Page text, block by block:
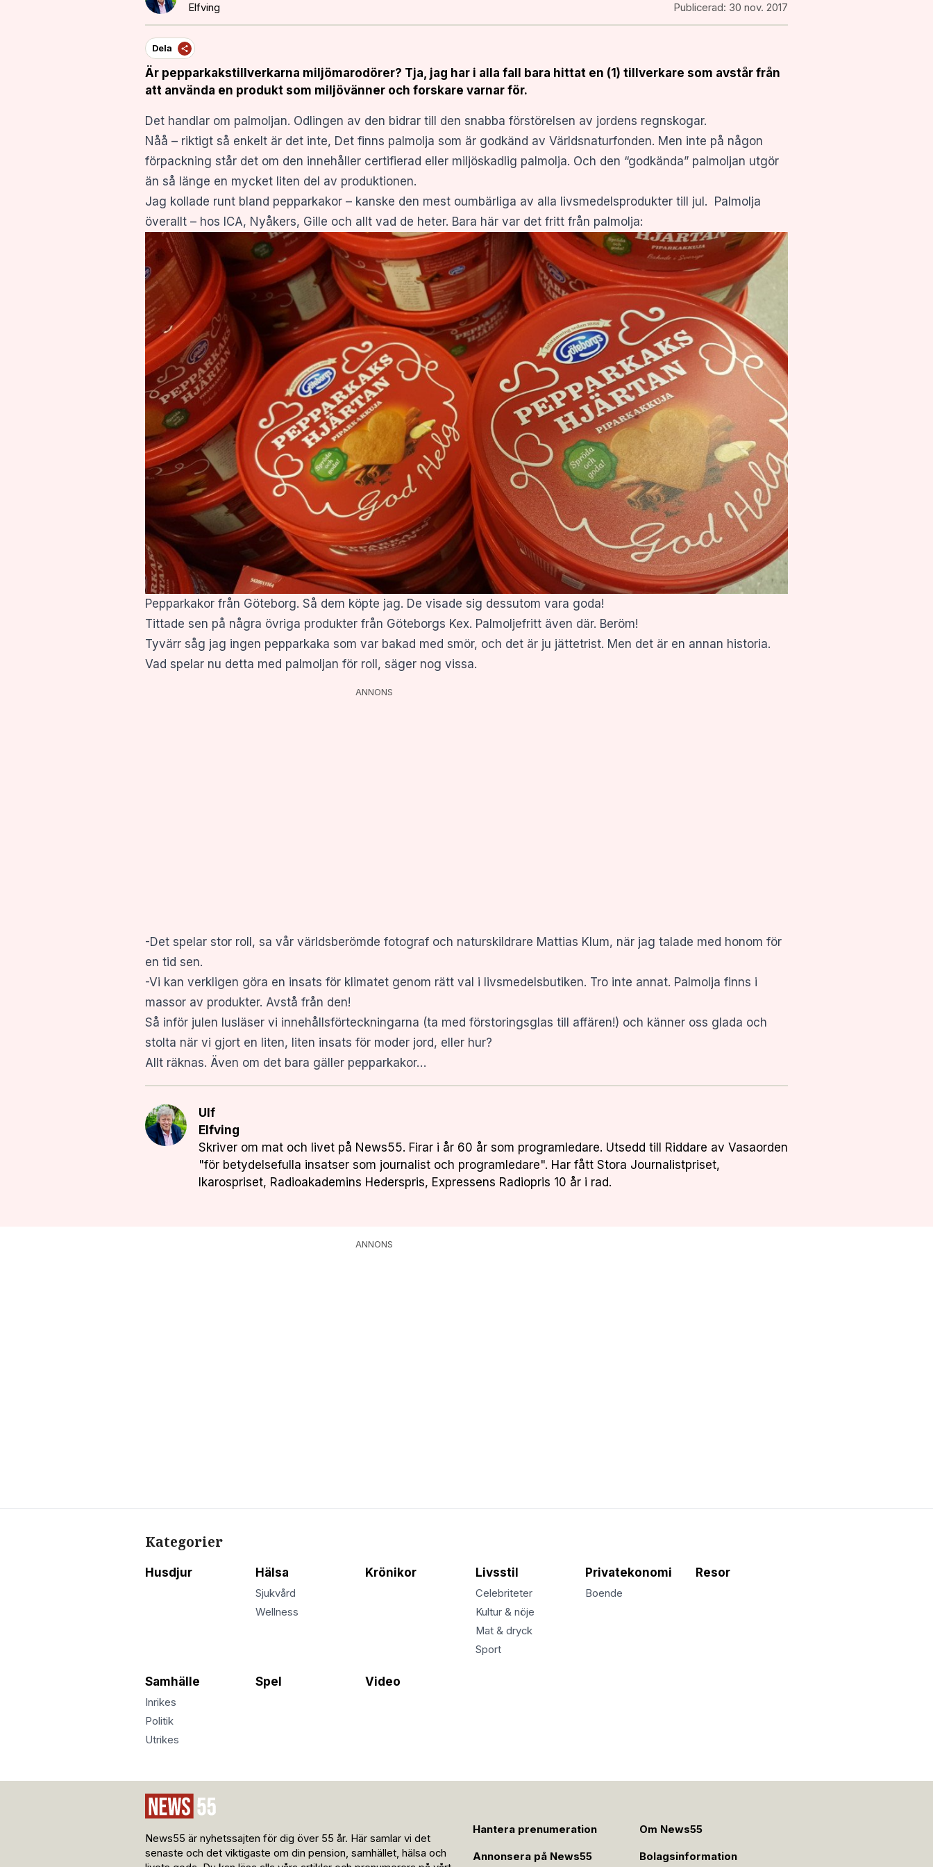
Elfving Publicerad: 30 nov. 2017
Dela
Är pepparkakstillverkarna miljömarodörer? Tja, jag har i alla fall bara hittat en (1) tillverkare som avstår från
att använda en produkt som miljövänner och forskare varnar för.
Det handlar om palmoljan. Odlingen av den bidrar till den snabba förstörelsen av jordens regnskogar.
Nåå – riktigt så enkelt är det inte, Det finns palmolja som är godkänd av Världsnaturfonden. Men inte på någon
förpackning står det om den innehåller certifierad eller miljöskadlig palmolja. Och den “godkända” palmoljan utgör
än så länge en mycket liten del av produktionen.
Jag kollade runt bland pepparkakor – kanske den mest oumbärliga av alla livsmedelsprodukter till jul. Palmolja
överallt – hos ICA, Nyåkers, Gille och allt vad de heter. Bara här var det fritt från palmolja:
Pepparkakor från Göteborg. Så dem köpte jag. De visade sig dessutom vara goda!
Tittade sen på några övriga produkter från Göteborgs Kex. Palmoljefritt även där. Beröm!
Tyvärr såg jag ingen pepparkaka som var bakad med smör, och det är ju jättetrist. Men det är en annan historia.
Vad spelar nu detta med palmoljan för roll, säger nog vissa.
ANNONS
-Det spelar stor roll, sa vår världsberömde fotograf och naturskildrare Mattias Klum, när jag talade med honom för
en tid sen.
-Vi kan verkligen göra en insats för klimatet genom rätt val i livsmedelsbutiken. Tro inte annat. Palmolja finns i
massor av produkter. Avstå från den!
Så inför julen lusläser vi innehållsförteckningarna (ta med förstoringsglas till affären!) och känner oss glada och
stolta när vi gjort en liten, liten insats för moder jord, eller hur?
Allt räknas. Även om det bara gäller pepparkakor…
Ulf
Elfving
Skriver om mat och livet på News55. Firar i år 60 år som programledare. Utsedd till Riddare av Vasaorden
"för betydelsefulla insatser som journalist och programledare". Har fått Stora Journalistpriset,
Ikarospriset, Radioakademins Hederspris, Expressens Radiopris 10 år i rad.
ANNONS
Kategorier
Husdjur Hälsa
Sjukvård
Wellness
Krönikor Livsstil
Celebriteter
Kultur & nöje
Mat & dryck
Sport
Privatekonomi
Boende
Resor
Samhälle
Inrikes
Politik
Utrikes
Spel Video
News55 är nyhetssajten för dig över 55 år. Här samlar vi det
senaste och det viktigaste om din pension, samhället, hälsa och
Hantera prenumeration Om News55
Annonsera på News55 Bolagsinformation